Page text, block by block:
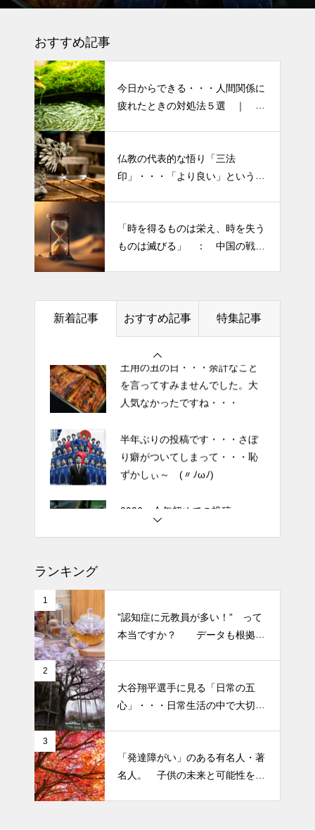
しぃ～ (〃ﾉωﾉ)
ーマです。
おすすめ記事
今日からできる・・・人間関係に
疲れたときの対処法５選 ｜ 心
仏教の代表的な悟り「三法
印」・・・「より良い」という気
「時を得るものは栄え、時を失う
ものは滅びる」 ： 中国の戦国
新着記事 おすすめ記事 特集記事
半年ぶりの投稿です・・・さぼ
2026 今年初めての投稿・・・
土用の丑の日・・・余計なこと
を言ってすみませんでした。大
人気なかったですね・・・
半年ぶりの投稿です・・・さぼ
り癖がついてしまって・・・恥
2026 今年初めての投稿・・・
「食生活習慣の改善」が今年の
り癖がついてしまって・・・恥
ずかしぃ～ (〃ﾉωﾉ)
「食生活習慣の改善」が今年の
テーマです。
ランキング
1
”認知症に元教員が多い！” って
本当ですか？ データも根拠も
2
大谷翔平選手に見る「日常の五
心」・・・日常生活の中で大切
3
「発達障がい」のある有名人・著
名人。 子供の未来と可能性を秘